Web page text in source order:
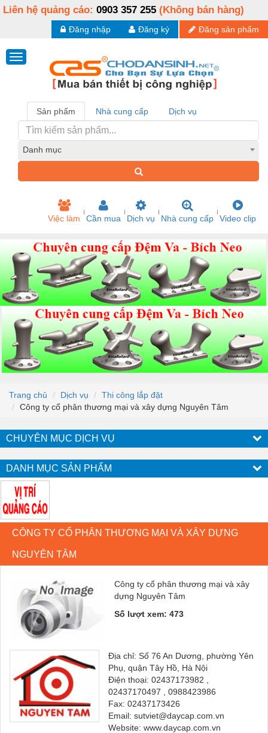
Liên hệ quảng cáo: 0903 357 255 (Không bán hàng)
Đăng sản phẩm
Đăng ký
Đăng nhập
Sản phẩm Nhà cung cấp Dịch vụ
Danh mục
Việc làm Cần mua Dịch vụ Nhà cung cấp Video clip
Trang chủ Dịch vụ
Thi công lắp đặt
Công ty cổ phân thương mại và xây dựng Nguyên Tâm
CHUYÊN MỤC DỊCH VỤ
DANH MỤC SẢN PHẨM
CÔNG TY CỔ PHÂN THƯƠNG MẠI VÀ XÂY DỰNG
NGUYÊN TÂM
Công ty cổ phân thương mại và xây
dựng Nguyên Tâm
Số lượt xem: 473
Địa chỉ: Số 76 An Dương, phường Yên
Phụ, quận Tây Hồ, Hà Nội
Điện thoại: 02437173982 ,
02437170497 , 0988423986
Fax: 02437173426
Email: sutviet@daycap.com.vn
Website: www.daycap.com.vn